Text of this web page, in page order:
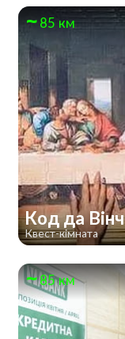
85 км
Код да
Квест-кімната
85 км